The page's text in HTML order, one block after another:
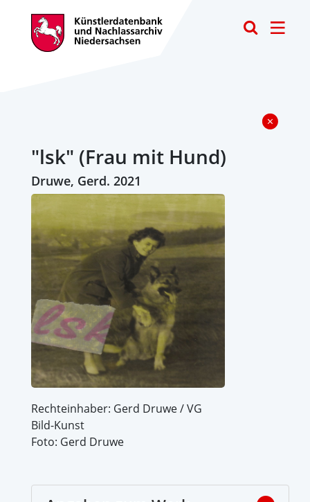
"lsk" (Frau mit Hund)
Druwe, Gerd. 2021
Rechteinhaber: Gerd Druwe / VG
Bild-Kunst
Foto: Gerd Druwe